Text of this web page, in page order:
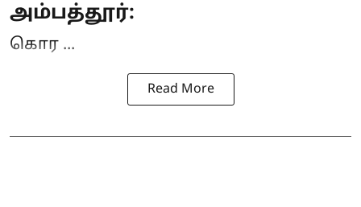
அம்பத்தூர்:
கொர ...
Read More